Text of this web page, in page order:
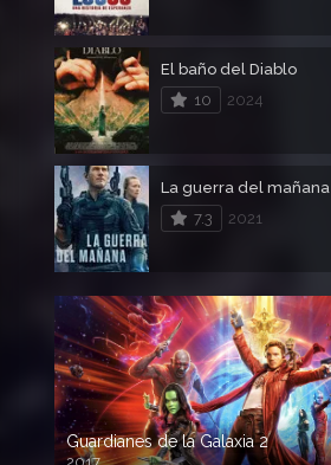
El baño del Diablo
10
2024
La guerra del mañana
7.3
2021
Guardianes de la Galaxia 2